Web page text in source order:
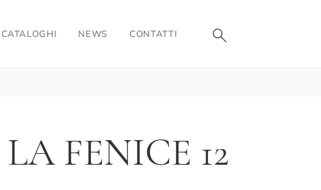
CATALOGHI NEWS CONTATTI
FENICE 12